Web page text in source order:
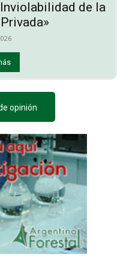
de la
opinión